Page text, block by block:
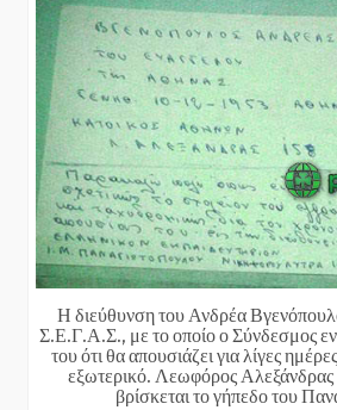
Η διεύθυνση του Ανδρέα
Σ.Ε.Γ.Α.Σ., με το οποίο ο Σύνδεσμος
του ότι θα απουσιάζει για λίγες
εξωτερικό. Λεωφόρος
βρίσκεται το γήπεδο του